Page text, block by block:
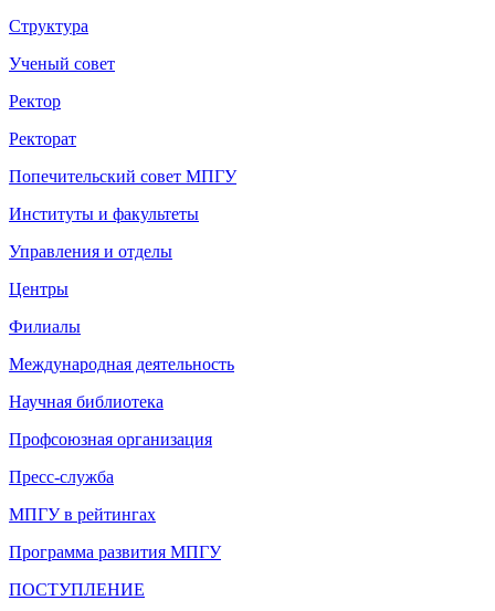
Структура
Ученый совет
Ректор
Ректорат
Попечительский совет МПГУ
Институты и факультеты
Управления и отделы
Центры
Филиалы
Международная деятельность
Научная библиотека
Профсоюзная организация
Пресс-служба
МПГУ в рейтингах
Программа развития МПГУ
ПОСТУПЛЕНИЕ